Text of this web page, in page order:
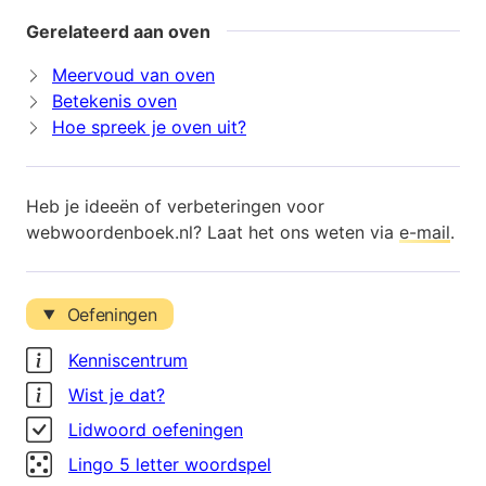
Gerelateerd aan oven
Meervoud van oven
Betekenis oven
Hoe spreek je oven uit?
Heb je ideeën of verbeteringen voor
webwoordenboek.nl? Laat het ons weten via e-mail.
Oefeningen
Kenniscentrum
Wist je dat?
Lidwoord oefeningen
Lingo 5 letter woordspel